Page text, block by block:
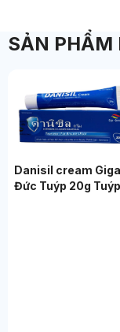
SẢN PHẨM
Danisil cream Giga
Đức Tuýp 20g Tuýp